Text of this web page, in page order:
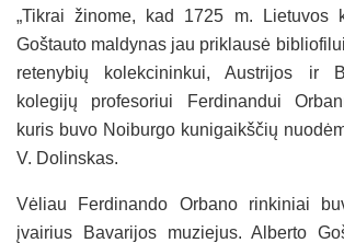
„Tikrai žinome, kad 1725 m. Lietuvos
Goštauto maldynas jau priklausė
retenybių kolekcininkui, Austrijos ir
kolegijų profesoriui Ferdinandui
kuris buvo Noiburgo kunigaikščių
V. Dolinskas.
Vėliau Ferdinando Orbano rinkiniai
įvairius Bavarijos muziejus. Alberto